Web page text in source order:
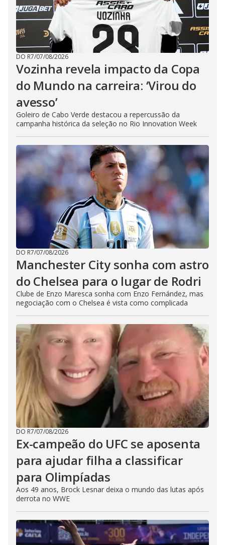
DO R7/07/08/2026
Vozinha revela impacto da Copa
do Mundo na carreira: ‘Virou do
avesso’
Goleiro de Cabo Verde destacou a repercussão da
campanha histórica da seleção no Rio Innovation Week
DO R7/07/08/2026
Manchester City sonha com astro
do Chelsea para o lugar de Rodri
Clube de Enzo Maresca sonha com Enzo Fernández, mas
negociação com o Chelsea é vista como complicada
DO R7/07/08/2026
Ex-campeão do UFC se aposenta
para ajudar filha a classificar
para Olimpíadas
Aos 49 anos, Brock Lesnar deixa o mundo das lutas após
derrota no WWE